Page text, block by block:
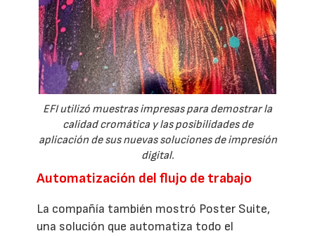
EFI utilizó muestras impresas para demostrar la
calidad cromática y las posibilidades de
aplicación de sus nuevas soluciones de impresión
digital.
Automatización del flujo de trabajo
La compañía también mostró Poster Suite,
una solución que automatiza todo el